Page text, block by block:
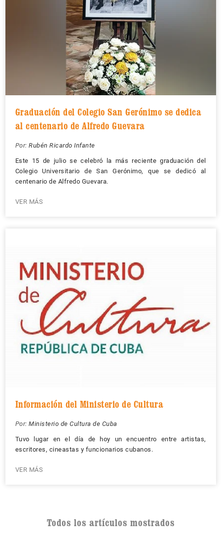
Graduación del Colegio San Gerónimo se dedica
al centenario de Alfredo Guevara
Por: Rubén Ricardo Infante
Este 15 de julio se celebró la más reciente graduación del
Colegio Universitario de San Gerónimo, que se dedicó al
centenario de Alfredo Guevara.
VER MÁS
Información del Ministerio de Cultura
Por: Ministerio de Cultura de Cuba
Tuvo lugar en el día de hoy un encuentro entre artistas,
escritores, cineastas y funcionarios cubanos.
VER MÁS
Todos los artículos mostrados